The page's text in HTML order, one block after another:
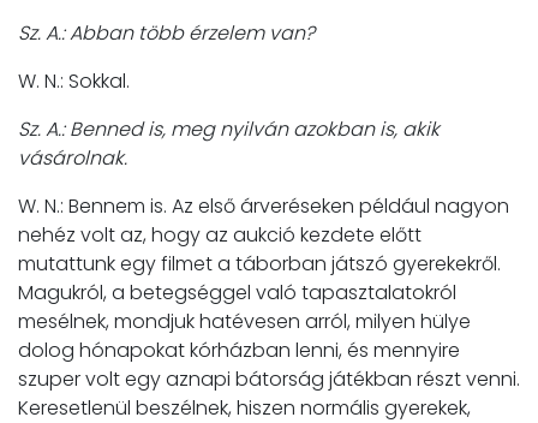
Sz. A.: Abban több érzelem van?
W. N.: Sokkal.
Sz. A.: Benned is, meg nyilván azokban is, akik
vásárolnak.
W. N.: Bennem is. Az első árveréseken például nagyon
nehéz volt az, hogy az aukció kezdete előtt
mutattunk egy filmet a táborban játszó gyerekekről.
Magukról, a betegséggel való tapasztalatokról
mesélnek, mondjuk hatévesen arról, milyen hülye
dolog hónapokat kórházban lenni, és mennyire
szuper volt egy aznapi bátorság játékban részt venni.
Keresetlenül beszélnek, hiszen normális gyerekek,